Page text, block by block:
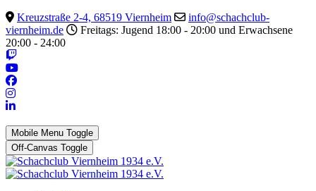
Kreuzstraße 2-4, 68519 Viernheim
info@schachclub-
viernheim.de
Freitags: Jugend 18:00 - 20:00 und Erwachsene
20:00 - 24:00
Mobile Menu Toggle
Off-Canvas Toggle